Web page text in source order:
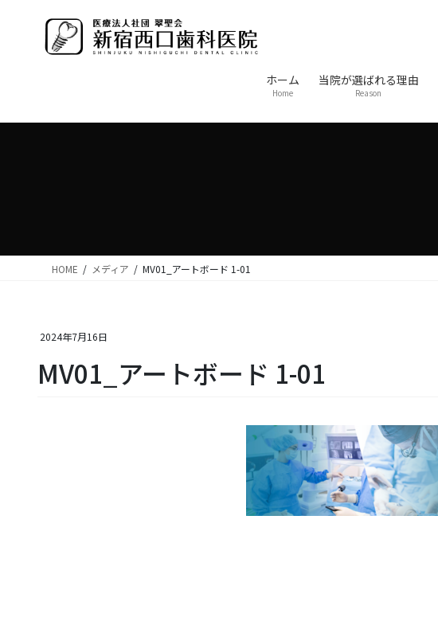
移
ン
ホーム
Home
当院が選ばれる理由
Reason
HOME メディア MV01_アートボード 1-01
2024年7月16日
MV01_アートボード 1-01